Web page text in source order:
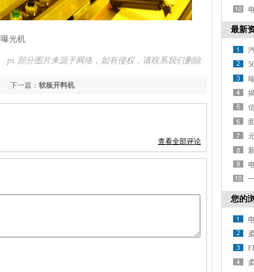
曝光机
ps:部分图片来源于网络，如有侵权，请联系我们删除
下一篇： 软板开料机
查看全部评论
最新
您的